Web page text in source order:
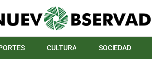
CULTURA SOCIEDAD